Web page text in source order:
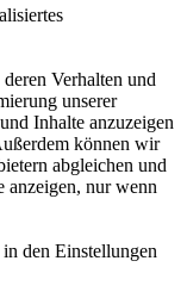
Verhalten und
unserer
Inhalte anzuzeigen
können wir
abgleichen und
anzeigen, nur wenn
den Einstellungen